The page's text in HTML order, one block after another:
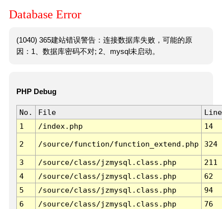
Database Error
(1040) 365建站错误警告：连接数据库失败，可能的原
因：1、数据库密码不对; 2、mysql未启动。
PHP Debug
No. File
Line
1
/index.php 14
2 /source/function/function_extend.php 324
3 /source/class/jzmysql.class.php
211
4
/source/class/jzmysql.class.php
62
5
/source/class/jzmysql.class.php
94
6
/source/class/jzmysql.class.php 76